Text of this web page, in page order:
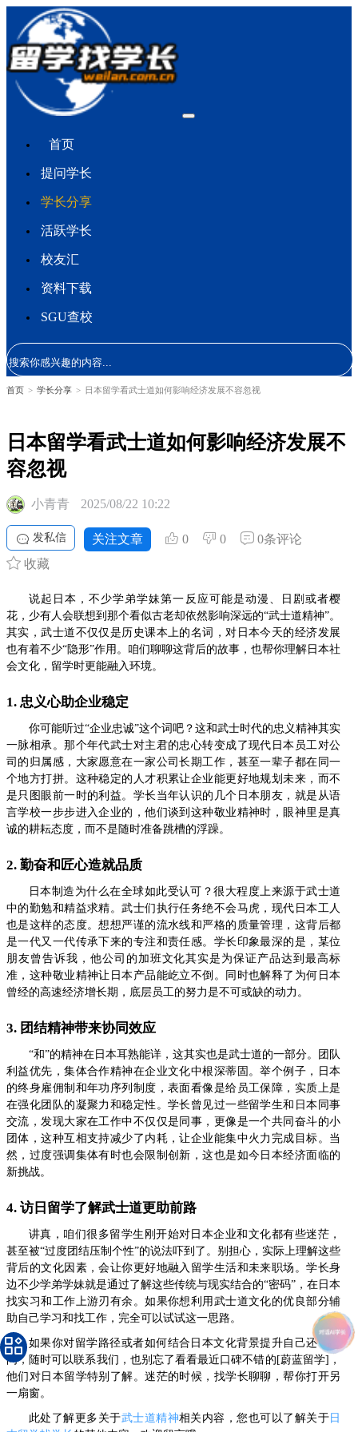
首页
提问学长
学长分享
活跃学长
校友汇
资料下载
SGU查校
首页 > 学长分享 > 日本留学看武士道如何影响经济发展不容忽视
日本留学看武士道如何影响经济发展不
容忽视
小青青 2025/08/22 10:22
发私信 关注文章 0 0
0条评论
收藏
说起日本，不少学弟学妹第一反应可能是动漫、日剧或者樱
花，少有人会联想到那个看似古老却依然影响深远的“武士道精神”。
其实，武士道不仅仅是历史课本上的名词，对日本今天的经济发展
也有着不少“隐形”作用。咱们聊聊这背后的故事，也帮你理解日本社
会文化，留学时更能融入环境。
1. 忠义心助企业稳定
你可能听过“企业忠诚”这个词吧？这和武士时代的忠义精神其实
一脉相承。那个年代武士对主君的忠心转变成了现代日本员工对公
司的归属感，大家愿意在一家公司长期工作，甚至一辈子都在同一
个地方打拼。这种稳定的人才积累让企业能更好地规划未来，而不
是只图眼前一时的利益。学长当年认识的几个日本朋友，就是从语
言学校一步步进入企业的，他们谈到这种敬业精神时，眼神里是真
诚的耕耘态度，而不是随时准备跳槽的浮躁。
2. 勤奋和匠心造就品质
日本制造为什么在全球如此受认可？很大程度上来源于武士道
中的勤勉和精益求精。武士们执行任务绝不会马虎，现代日本工人
也是这样的态度。想想严谨的流水线和严格的质量管理，这背后都
是一代又一代传承下来的专注和责任感。学长印象最深的是，某位
朋友曾告诉我，他公司的加班文化其实是为保证产品达到最高标
准，这种敬业精神让日本产品能屹立不倒。同时也解释了为何日本
曾经的高速经济增长期，底层员工的努力是不可或缺的动力。
3. 团结精神带来协同效应
“和”的精神在日本耳熟能详，这其实也是武士道的一部分。团队
利益优先，集体合作精神在企业文化中根深蒂固。举个例子，日本
的终身雇佣制和年功序列制度，表面看像是给员工保障，实质上是
在强化团队的凝聚力和稳定性。学长曾见过一些留学生和日本同事
交流，发现大家在工作中不仅仅是同事，更像是一个共同奋斗的小
团体，这种互相支持减少了内耗，让企业能集中火力完成目标。当
然，过度强调集体有时也会限制创新，这也是如今日本经济面临的
新挑战。
4. 访日留学了解武士道更助前路
讲真，咱们很多留学生刚开始对日本企业和文化都有些迷茫，
甚至被“过度团结压制个性”的说法吓到了。别担心，实际上理解这些
背后的文化因素，会让你更好地融入留学生活和未来职场。学长身
边不少学弟学妹就是通过了解这些传统与现实结合的“密码”，在日本
找实习和工作上游刃有余。如果你想利用武士道文化的优良部分辅
助自己学习和找工作，完全可以试试这一思路。
如果你对留学路径或者如何结合日本文化背景提升自己还有疑
问，随时可以联系我们，也别忘了看看最近口碑不错的[蔚蓝留学]，
他们对日本留学特别了解。迷茫的时候，找学长聊聊，帮你打开另
一扇窗。
此处了解更多关于武士道精神相关内容，您也可以了解关于 日